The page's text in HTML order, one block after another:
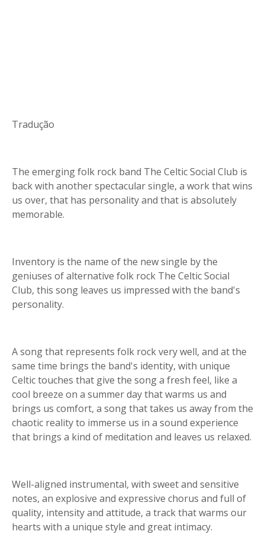
Tradução
The emerging folk rock band The Celtic Social Club is
back with another spectacular single, a work that wins
us over, that has personality and that is absolutely
memorable.
Inventory is the name of the new single by the
geniuses of alternative folk rock The Celtic Social
Club, this song leaves us impressed with the band's
personality.
A song that represents folk rock very well, and at the
same time brings the band's identity, with unique
Celtic touches that give the song a fresh feel, like a
cool breeze on a summer day that warms us and
brings us comfort, a song that takes us away from the
chaotic reality to immerse us in a sound experience
that brings a kind of meditation and leaves us relaxed.
Well-aligned instrumental, with sweet and sensitive
notes, an explosive and expressive chorus and full of
quality, intensity and attitude, a track that warms our
hearts with a unique style and great intimacy.